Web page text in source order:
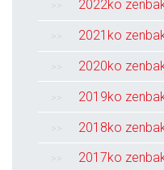
2022ko
2021ko
2020ko
2019ko
2018ko
2017ko